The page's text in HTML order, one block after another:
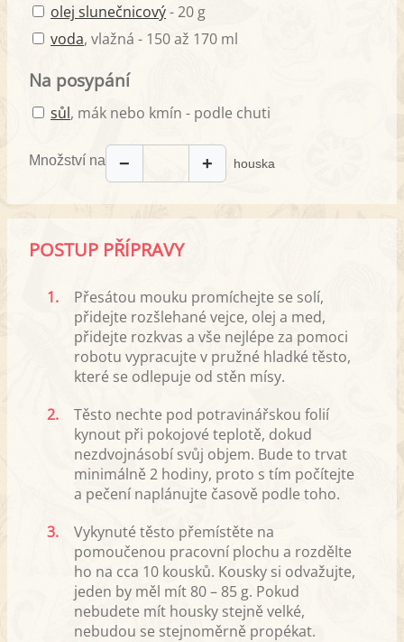
olej slunečnicový- 20 g
voda, vlažná - 150 až 170 ml
Na posypání
sůl, mák nebo kmín - podle chuti
Množství na − + houska
POSTUP PŘÍPRAVY
1.
Přesátou mouku promíchejte se solí,
přidejte rozšlehané vejce, olej a med,
přidejte rozkvas a vše nejlépe za pomoci
robotu vypracujte v pružné hladké těsto,
které se odlepuje od stěn mísy.
2.
Těsto nechte pod potravinářskou folií
kynout při pokojové teplotě, dokud
nezdvojnásobí svůj objem. Bude to trvat
minimálně 2 hodiny, proto s tím počítejte
a pečení naplánujte časově podle toho.
3.
Vykynuté těsto přemístěte na
pomoučenou pracovní plochu a rozdělte
ho na cca 10 kousků. Kousky si odvažujte,
jeden by měl mít 80 – 85 g. Pokud
nebudete mít housky stejně velké,
nebudou se stejnoměrně propékat.